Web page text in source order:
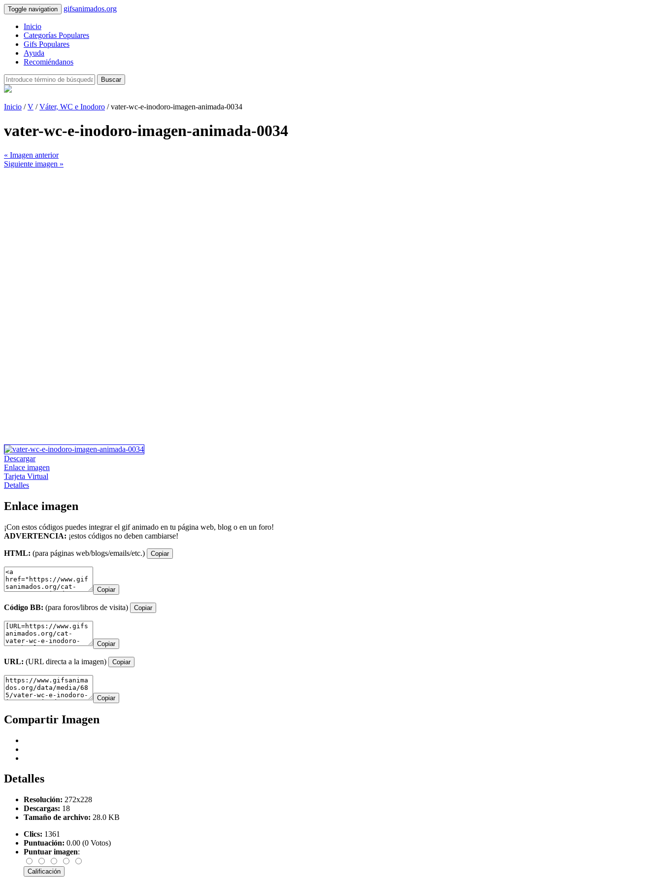
Toggle navigation gifsanimados.org
Inicio
Categorías Populares
Gifs Populares
Ayuda
Recomiéndanos
Buscar
Inicio /V /Váter, WC e Inodoro / vater-wc-e-inodoro-imagen-animada-0034
vater-wc-e-inodoro-imagen-animada-0034
« Imagen anterior
Siguiente imagen »
Descargar
Enlace imagen
Tarjeta Virtual
Detalles
Enlace imagen
¡Con estos códigos puedes integrar el gif animado en tu página web, blog o en un foro!
ADVERTENCIA: ¡estos códigos no deben cambiarse!
HTML: (para páginas web/blogs/emails/etc.) Copiar
Copiar
Código BB: (para foros/libros de visita) Copiar
Copiar
URL: (URL directa a la imagen) Copiar
Copiar
Compartir Imagen
Detalles
Resolución: 272x228
Descargas: 18
Tamaño de archivo: 28.0 KB
Clics: 1361
Puntuación: 0.00 (0 Votos)
Puntuar imagen: